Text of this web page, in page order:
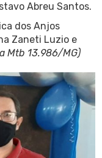
Abreu Santos.
dos Anjos
Zaneti Luzio e
Mtb 13.986/MG)